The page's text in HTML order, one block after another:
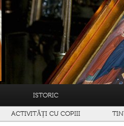
ISTORIC
ACTIVITĂȚI CU COPIII